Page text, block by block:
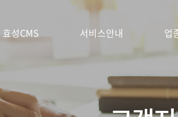
효성CMS 서비스안내 업